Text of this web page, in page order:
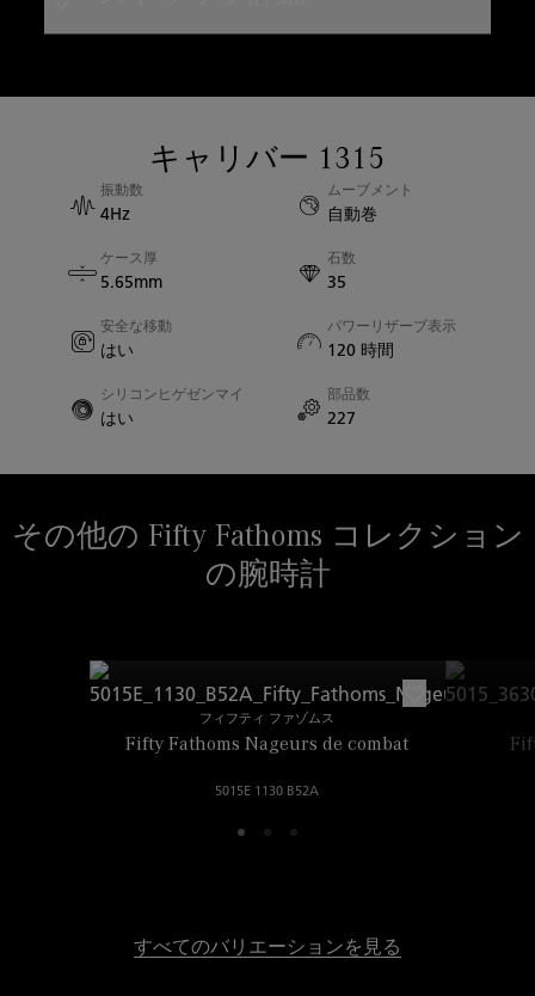
３０気圧防水
ケース直径
45.00mm
ケース厚
いいえ
ストラップの素材キャリバー 1315
振動数
4Hz
ムーブメント
自動巻
ケース厚
5.65mm
石数
35
安全な移動
はい
パワーリザーブ表示
120 時間
シリコンヒゲゼンマイ
はい
部品数
227
その他の Fifty Fathoms コレクション
の腕時計
フィフティ ファゾムス
Fifty Fathoms Nageurs de combat
5015E 1130 B52A
すべてのバリエーションを見る